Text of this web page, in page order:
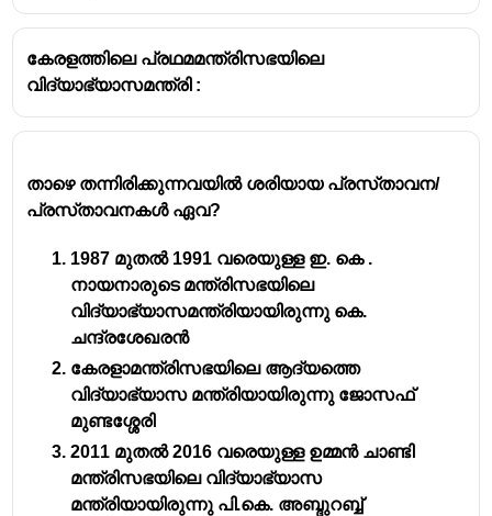
കേരളത്തിലെ പ്രഥമമന്ത്രിസഭയിലെ
വിദ്യാഭ്യാസമന്ത്രി :
താഴെ തന്നിരിക്കുന്നവയിൽ ശരിയായ പ്രസ്‌താവന/
പ്രസ്‌താവനകൾ ഏവ?
1987 മുതൽ 1991 വരെയുള്ള ഇ. കെ .
നായനാരുടെ മന്ത്രിസഭയിലെ
വിദ്യാഭ്യാസമന്ത്രിയായിരുന്നു കെ.
ചന്ദ്രശേഖരൻ
കേരളാമന്ത്രിസഭയിലെ ആദ്യത്തെ
വിദ്യാഭ്യാസ മന്ത്രിയായിരുന്നു ജോസഫ്
മുണ്ടശ്ശേരി
2011 മുതൽ 2016 വരെയുള്ള ഉമ്മൻ ചാണ്ടി
മന്ത്രിസഭയിലെ വിദ്യാഭ്യാസ
മന്ത്രിയായിരുന്നു പി.കെ. അബ്ദുറബ്ബ്